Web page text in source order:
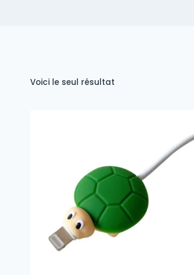
Voici le seul résultat